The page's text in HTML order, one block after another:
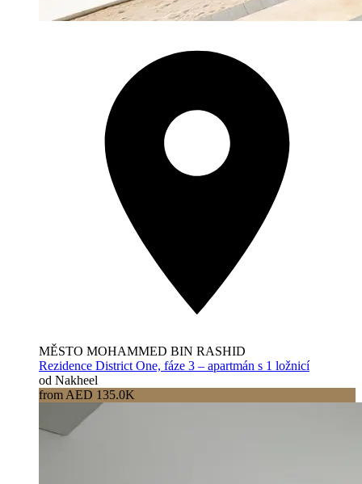
MĚSTO MOHAMMED BIN RASHID
Rezidence District One, fáze 3 – apartmán s 1 ložnicí
od Nakheel
from AED 135.0K